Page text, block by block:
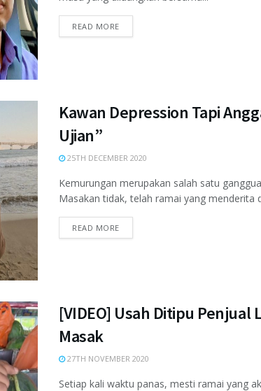
READ MORE
Kawan Depression Tapi
Ujian”
25TH DECEMBER 2020
Kemurungan merupakan salah satu
Masakan tidak, telah ramai yang menderita
READ MORE
[VIDEO] Usah Ditipu
Masak
27TH NOVEMBER 2020
Setiap kali waktu panas, mesti ramai yang